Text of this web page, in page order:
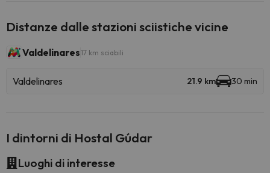
Distanze dalle stazioni sciistiche vicine
Valdelinares17 km sciabili
Valdelinares 21.9 km 30 min
I dintorni di Hostal Gúdar
Luoghi di interesse